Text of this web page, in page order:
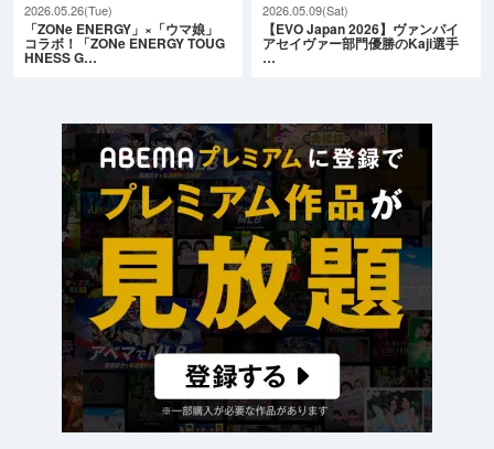
2026.05.26(Tue)
「ZONe ENERGY」×「ウマ娘」
コラボ！「ZONe ENERGY TOUG
HNESS G…
2026.05.09(Sat)
【EVO Japan 2026】ヴァンパイ
アセイヴァー部門優勝のKaji選手
…